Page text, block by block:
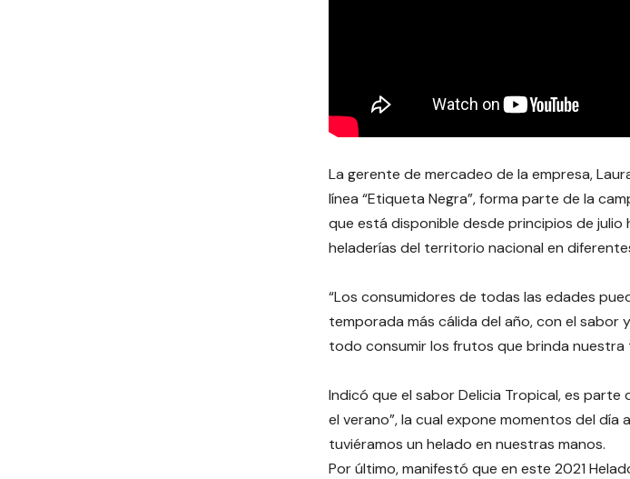
La gerente de mercadeo de la empresa,
línea “Etiqueta Negra”, forma parte de la
que está disponible desde principios de
heladerías del territorio nacional en
“Los consumidores de todas las edades
temporada más cálida del año, con el sabor
todo consumir los frutos que brinda nuestra
Indicó que el sabor Delicia Tropical, es parte
el verano”, la cual expone momentos del
tuviéramos un helado en nuestras manos.
Por último, manifestó que en este 2021